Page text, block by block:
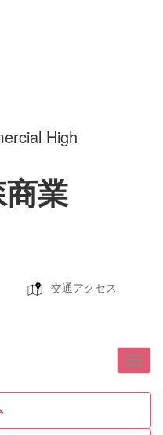
High
業
交通アクセス